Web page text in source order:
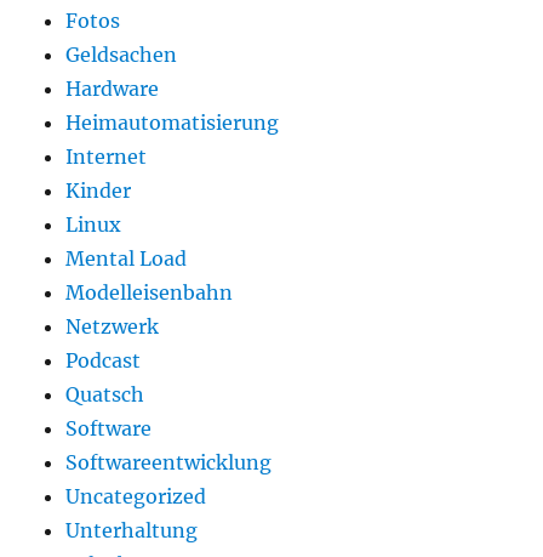
Fotos
Geldsachen
Hardware
Heimautomatisierung
Internet
Kinder
Linux
Mental Load
Modelleisenbahn
Netzwerk
Podcast
Quatsch
Software
Softwareentwicklung
Uncategorized
Unterhaltung